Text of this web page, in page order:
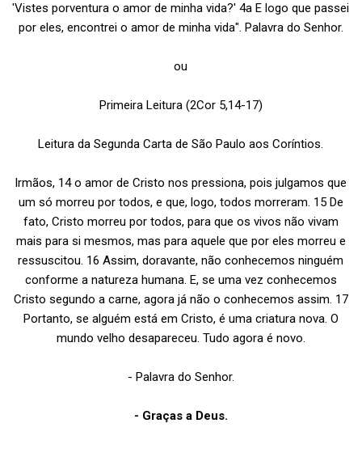
'Vistes porventura o amor de minha vida?' 4a E logo que passei
por eles, encontrei o amor de minha vida". Palavra do Senhor.
ou
Primeira Leitura (2Cor 5,14-17)
Leitura da Segunda Carta de São Paulo aos Coríntios.
Irmãos, 14 o amor de Cristo nos pressiona, pois julgamos que
um só morreu por todos, e que, logo, todos morreram. 15 De
fato, Cristo morreu por todos, para que os vivos não vivam
mais para si mesmos, mas para aquele que por eles morreu e
ressuscitou. 16 Assim, doravante, não conhecemos ninguém
conforme a natureza humana. E, se uma vez conhecemos
Cristo segundo a carne, agora já não o conhecemos assim. 17
Portanto, se alguém está em Cristo, é uma criatura nova. O
mundo velho desapareceu. Tudo agora é novo.
- Palavra do Senhor.
- Graças a Deus.